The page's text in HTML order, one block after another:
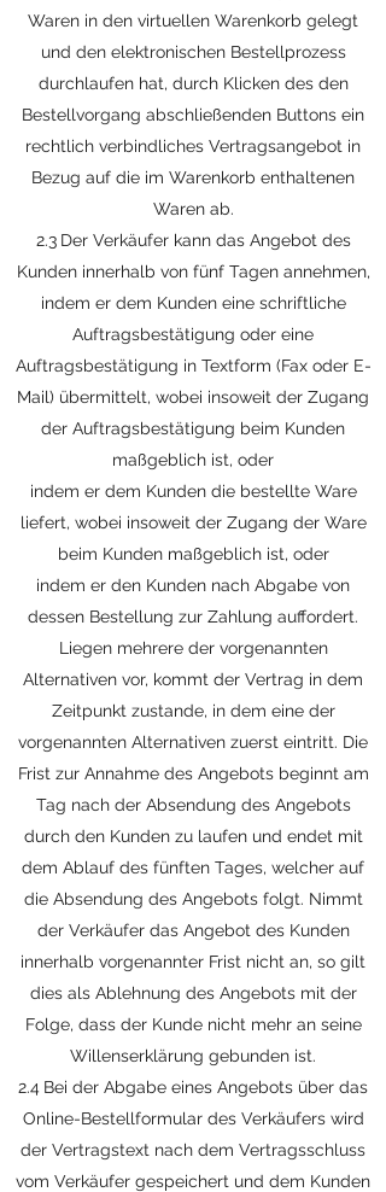
Waren in den virtuellen Warenkorb gelegt
und den elektronischen Bestellprozess
durchlaufen hat, durch Klicken des den
Bestellvorgang abschließenden Buttons ein
rechtlich verbindliches Vertragsangebot in
Bezug auf die im Warenkorb enthaltenen
Waren ab.
2.3 Der Verkäufer kann das Angebot des
Kunden innerhalb von fünf Tagen annehmen,
indem er dem Kunden eine schriftliche
Auftragsbestätigung oder eine
Auftragsbestätigung in Textform (Fax oder E-
Mail) übermittelt, wobei insoweit der Zugang
der Auftragsbestätigung beim Kunden
maßgeblich ist, oder
indem er dem Kunden die bestellte Ware
liefert, wobei insoweit der Zugang der Ware
beim Kunden maßgeblich ist, oder
indem er den Kunden nach Abgabe von
dessen Bestellung zur Zahlung auffordert.
Liegen mehrere der vorgenannten
Alternativen vor, kommt der Vertrag in dem
Zeitpunkt zustande, in dem eine der
vorgenannten Alternativen zuerst eintritt. Die
Frist zur Annahme des Angebots beginnt am
Tag nach der Absendung des Angebots
durch den Kunden zu laufen und endet mit
dem Ablauf des fünften Tages, welcher auf
die Absendung des Angebots folgt. Nimmt
der Verkäufer das Angebot des Kunden
innerhalb vorgenannter Frist nicht an, so gilt
dies als Ablehnung des Angebots mit der
Folge, dass der Kunde nicht mehr an seine
Willenserklärung gebunden ist.
2.4 Bei der Abgabe eines Angebots über das
Online-Bestellformular des Verkäufers wird
der Vertragstext nach dem Vertragsschluss
vom Verkäufer gespeichert und dem Kunden